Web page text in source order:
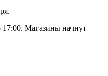
17:00. Магазины начнут